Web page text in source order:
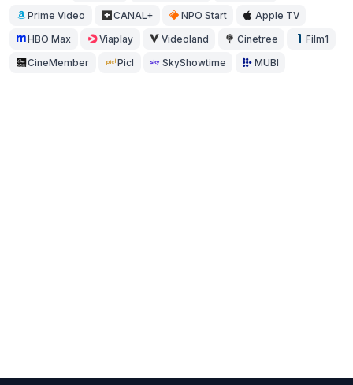
Prime Video CANAL+ NPO Start Apple TV
HBO Max Viaplay Videoland Cinetree Film1
CineMember Picl SkyShowtime MUBI